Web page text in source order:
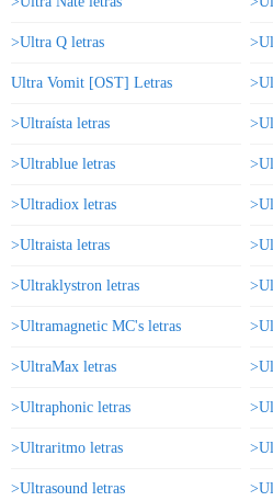
>Ultra Q letras
Ultra Vomit [OST] Letras
>Ultraísta letras
>Ultrablue letras
>Ultradiox letras
>Ultraista letras
>Ultraklystron letras
>Ultramagnetic MC's letras
>UltraMax letras
>Ultraphonic letras
>Ultraritmo letras
>Ultrasound letras